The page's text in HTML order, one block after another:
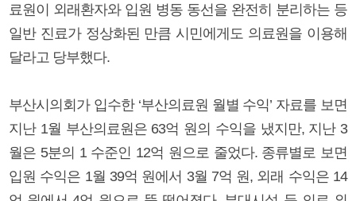
료원이 외래환자와 입원 병동 동선을 완전히 분리하는 등
일반 진료가 정상화된 만큼 시민에게도 의료원을 이용해
달라고 당부했다.
부산시의회가 입수한 ‘부산의료원 월별 수익’ 자료를 보면
지난 1월 부산의료원은 63억 원의 수익을 냈지만, 지난 3
월은 5분의 1 수준인 12억 원으로 줄었다. 종류별로 보면
입원 수익은 1월 39억 원에서 3월 7억 원, 외래 수익은 14